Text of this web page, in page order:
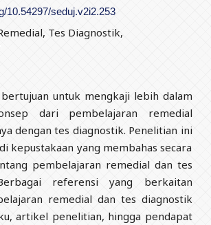
10.54297/seduj.v2i2.253
Tes Diagnostik,
untuk mengkaji lebih dalam
dari pembelajaran remedial
dengan tes diagnostik. Penelitian ini
kepustakaan yang membahas secara
pembelajaran remedial dan tes
referensi yang berkaitan
remedial dan tes diagnostik
artikel penelitian, hingga pendapat